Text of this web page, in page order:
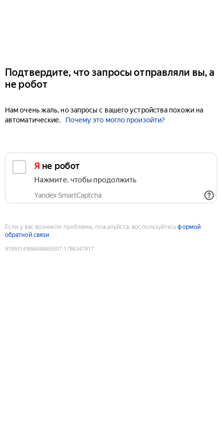
Подтвердите, что запросы отправляли вы, а
не робот
Нам очень жаль, но запросы с вашего устройства похожи на
автоматические.
Почему это могло произойти?
Я не робот
Нажмите, чтобы продолжить
Yandex SmartCaptcha
Если у вас возникли проблемы, пожалуйста, воспользуйтесьформой
обратной связи
9199314986648665507:1786347917